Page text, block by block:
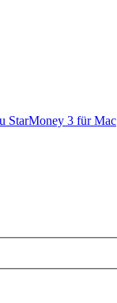
StarMoney 3 für Mac